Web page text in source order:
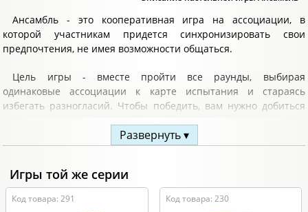
Ансамбль - это кооперативная игра на ассоциации, в
которой участникам придется синхронизировать свои
предпочтения, не имея возможности общаться.
Цель игры - вместе пройти все раунды, выбирая
одинаковые ассоциации к карте испытания и стараясь
избегать разногласий. Чтобы победить, вам нужно добиться
После первой победы вам откроются 3 дополнительных
разнообразие. Карты ассоциаций из сценариев
замешиваются в общую колоду.
Развернуть ▾
Игры той же серии
Код товара: 291 Код товара: 230